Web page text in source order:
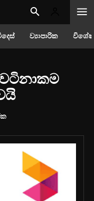
ව්‍යාපාරික